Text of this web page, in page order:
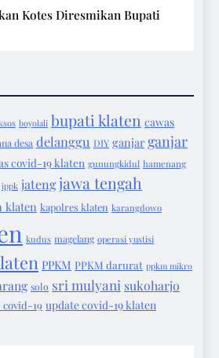
Kotes Diresmikan Bupati
boyolali bupati klaten cawas
desa delanggu DIY ganjar ganjar
covid-19 klaten gunungkidul hamenang
ippk jatengjawa tengah
klaten kapolres klaten karangdowo
kudus magelang operasi yustisi
PPKM PPKM darurat ppkm mikro
solo sri mulyani sukoharjo
19 update covid-19 klaten